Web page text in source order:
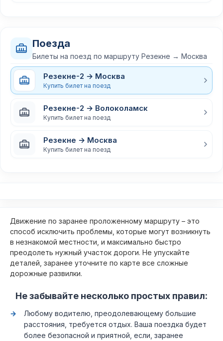
Поезда
Билеты на поезд по маршруту Резекне → Москва
Резекне-2 → Москва
Купить билет на поезд
Резекне-2 → Волоколамск
Купить билет на поезд
Резекне → Москва
Купить билет на поезд
Движение по заранее проложенному маршруту – это
способ исключить проблемы, которые могут возникнуть
в незнакомой местности, и максимально быстро
преодолеть нужный участок дороги. Не упускайте
деталей, заранее уточните по карте все сложные
дорожные развилки.
Не забывайте несколько простых правил:
Любому водителю, преодолевающему большие
расстояния, требуется отдых. Ваша поездка будет
более безопасной и приятной, если, заранее